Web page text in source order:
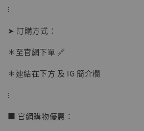
NT$ 1,870
⁝
➤ 訂購方式：
＊至官網下單 🔗
＊連結在下方 及 IG 簡介欄
⁝
■ 官網購物優惠：